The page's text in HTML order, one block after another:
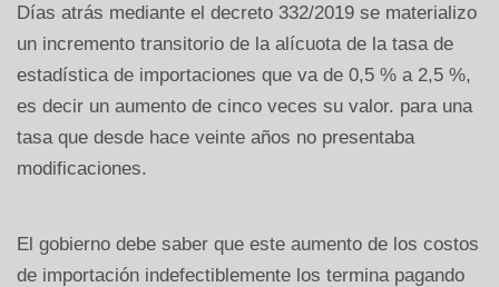
Días atrás mediante el decreto 332/2019 se materializo
un incremento transitorio de la alícuota de la tasa de
estadística de importaciones que va de 0,5 % a 2,5 %,
es decir un aumento de cinco veces su valor. para una
tasa que desde hace veinte años no presentaba
modificaciones.
El gobierno debe saber que este aumento de los costos
de importación indefectiblemente los termina pagando